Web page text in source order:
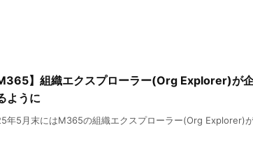
M365】組織エクスプローラー(Org Explorer)が
ように
年5月末にはM365の組織エクスプローラー(Org Explorer)